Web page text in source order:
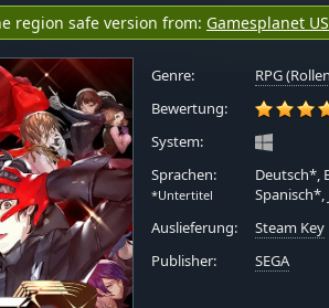
region safe version from: Gamesplanet
Genre:
RPG
Bewertung:
System:
Sprachen:
*Untertitel
Deutsch*,
Spanisch*,
Auslieferung:
Steam Key
Publisher:
SEGA